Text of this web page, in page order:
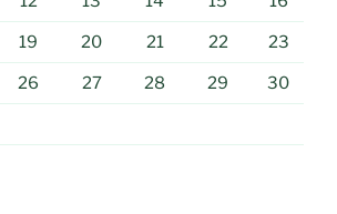
19 20 21 22 23
26 27 28 29 30